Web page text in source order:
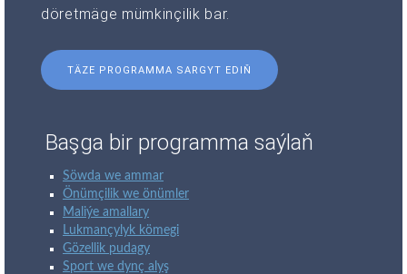
döretmäge mümkinçilik bar.
TÄZE PROGRAMMA SARGYT EDIŇ
Başga bir programma saýlaň
Söwda we ammar
Önümçilik we önümler
Maliýe amallary
Lukmançylyk kömegi
Gözellik pudagy
Sport we dynç alyş